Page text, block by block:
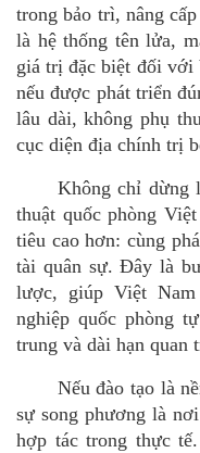
trong bảo trì, nâng
là hệ thống tên lửa,
giátrị đặc biệt đối với
nếu được phát triển
lâu dài, không phụ
cục diện địa chính trị
Không chỉ dừng
thuật quốc phòng
tiêu cao hơn: cùng
tài quân sự. Đây là
lược, giúp Việt
nghiệp quốc phòng
trung và dài hạn quan
Nếu đào tạo là
sự song phương là
hợp tác trong thực